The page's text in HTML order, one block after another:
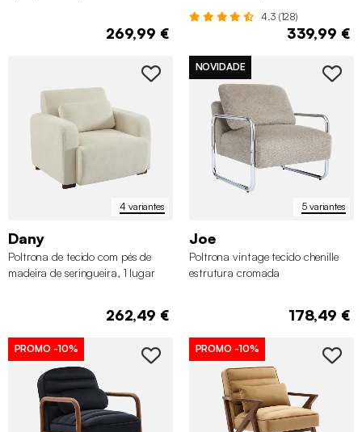
269,99 €
4.3 (128)
339,99 €
4 variantes
Dany
Poltrona de tecido com pés de
madeira de seringueira, 1 lugar
262,49 €
5 variantes
NOVIDADE
Joe
Poltrona vintage tecido chenille
estrutura cromada
178,49 €
PROMO -10% PROMO -10%